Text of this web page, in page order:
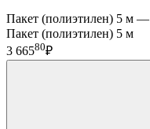
Пакет (полиэтилен) 5 м —
Пакет (полиэтилен) 5 м
3 66580₽